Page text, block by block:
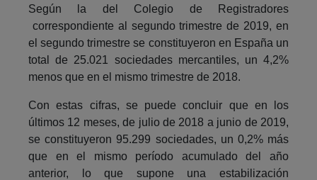
Según la del Colegio de Registradores
correspondiente al segundo trimestre de 2019, en
el segundo trimestre se constituyeron en España un
total de 25.021 sociedades mercantiles, un 4,2%
menos que en el mismo trimestre de 2018.
Con estas cifras, se puede concluir que en los
últimos 12 meses, de julio de 2018 a junio de 2019,
se constituyeron 95.299 sociedades, un 0,2% más
que en el mismo período acumulado del año
anterior, lo que supone una estabilización